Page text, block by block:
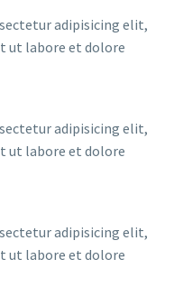
adipisicing elit,
ut labore et dolore
adipisicing elit,
ut labore et dolore
adipisicing elit,
ut labore et dolore